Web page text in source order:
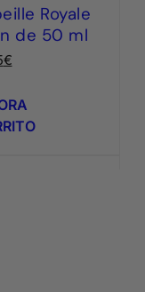
Royale
de 50 ml
€El
actual
es:
89,95€.